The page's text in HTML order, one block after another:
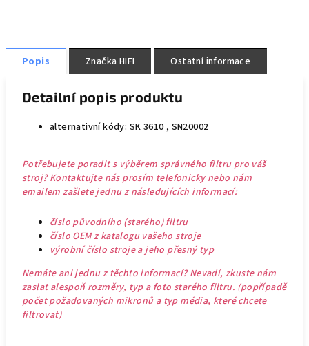
Popis Značka HIFI Ostatní informace
Detailní popis produktu
alternativní kódy: SK 3610 , SN20002
Potřebujete poradit s výběrem správného filtru pro váš
stroj? Kontaktujte nás prosím telefonicky nebo nám
emailem zašlete jednu z následujících informací:
číslo původního (starého) filtru
číslo OEM z katalogu vašeho stroje
výrobní číslo stroje a jeho přesný typ
Nemáte ani jednu z těchto informací? Nevadí, zkuste nám
zaslat alespoň rozměry, typ a foto starého filtru. (popřípadě
počet požadovaných mikronů a typ média, které chcete
filtrovat)